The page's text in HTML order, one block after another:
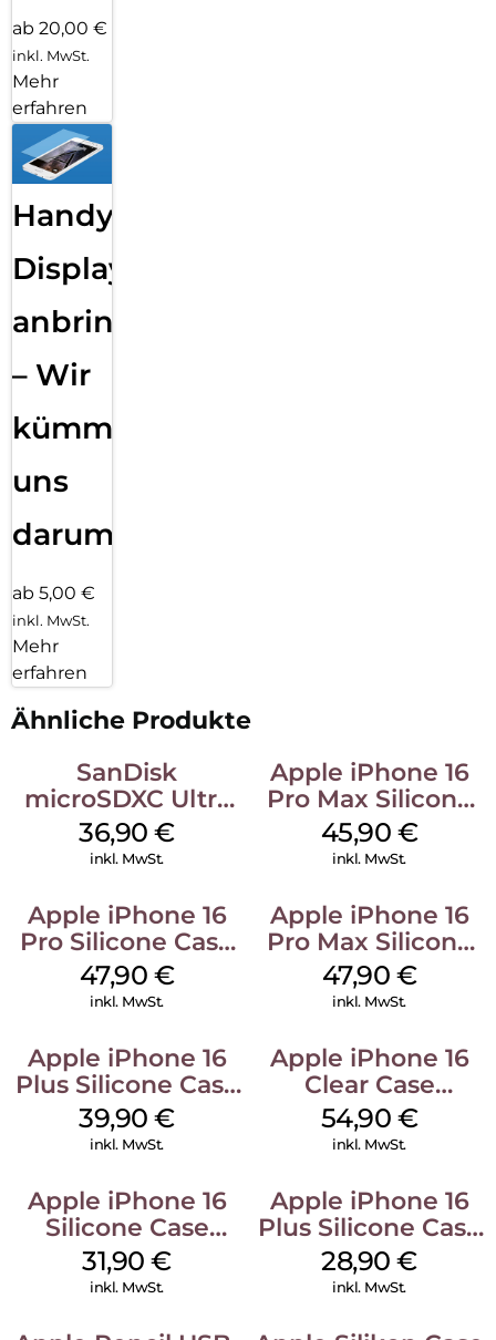
ab 20,00 €
inkl. MwSt.
Mehr
erfahren
Handy
Displayfolie
anbringen
– Wir
kümmern
uns
darum!
ab 5,00 €
inkl. MwSt.
Mehr
erfahren
Ähnliche Produkte
SanDisk
microSDXC Ultra
128 GB + Adapter
Mobile
36,90€
inkl. MwSt.
Apple iPhone 16
Pro Max Silicone
Case MagSafe
Ultramarine
45,90 €
inkl. MwSt.
Apple iPhone 16
Pro Silicone Case
MagSafe Denim
47,90 €
inkl. MwSt.
Apple iPhone 16
Pro Max Silicone
Case MagSafe
Black
47,90 €
inkl. MwSt.
Apple iPhone 16
Plus Silicone Case
MagSafe Plum
39,90€
inkl. MwSt.
Apple iPhone 16
Clear Case
MagSafe
Transparent
54,90 €
inkl. MwSt.
Apple iPhone 16
Silicone Case
MagSafe Fuchsia
31,90€
inkl. MwSt.
Apple iPhone 16
Plus Silicone Case
MagSafe Black
28,90€
inkl. MwSt.